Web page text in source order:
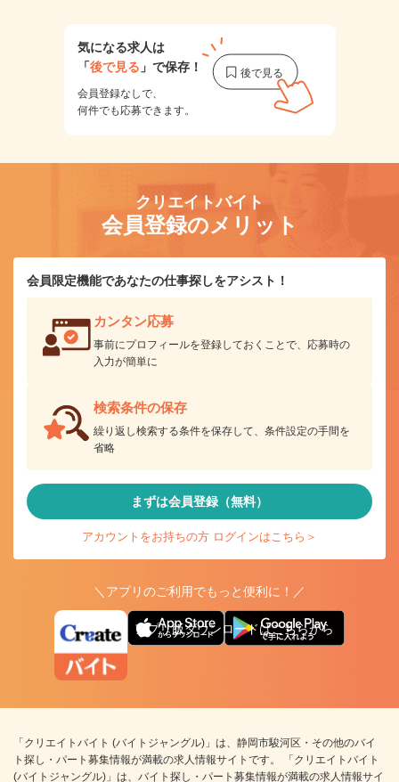
気になる求人は
「後で見る 」で保存！
会員登録なしで、
何件でも応募できます。
クリエイトバイト
会員登録のメリット
会員限定機能であなたの仕事探しをアシスト！
カンタン応募
事前にプロフィールを登録しておくことで、応募時の
入力が簡単に
検索条件の保存
繰り返し検索する条件を保存して、条件設定の手間を
省略
まずは会員登録（無料）
アカウントをお持ちの方 ログインはこちら＞
＼アプリのご利用でもっと便利に！／
アプリ版ダウンロードはこちらから
「クリエイトバイト (バイトジャングル)」は、静岡市駿河区・その他のバイ
ト探し・パート募集情報が満載の求人情報サイトです。 「クリエイトバイト
(バイトジャングル)」は、バイト探し・パート募集情報が満載の求人情報サイ